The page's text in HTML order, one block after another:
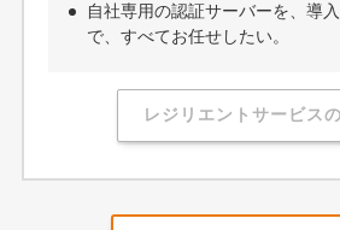
自社専用の認証サーバーを、導
で、すべてお任せしたい。
レジリエントサービス